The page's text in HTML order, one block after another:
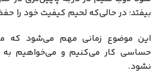
بیفتد؛ در حالی‌که لحیم کیفیت خود را
این موضوع زمانی مهم می‌شود که
حساسی کار می‌کنیم و می‌خواهیم به
نشود.